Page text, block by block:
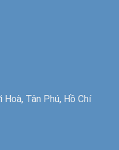
Tân Phú, Hồ Chí